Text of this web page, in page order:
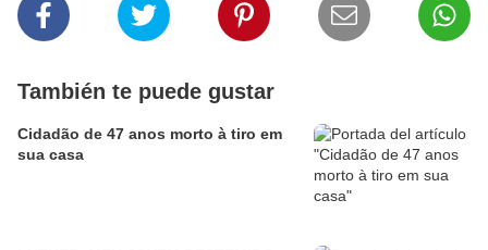
También te puede gustar
Cidadão de 47 anos morto à tiro em
sua casa